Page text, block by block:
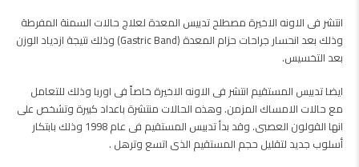
انتشر فى الاونه الاخيرة مصطلح تدبيس المعدة لعلاج حالات السمنة المفرطة
وذلك بعد انحسار جراحات حزام المعدة (Gastric Band) وذلك نتيجة ازدياد الوزن
بعد التخسيس.
ايضا تدبيس المستقيم انتشر فى الاونه الاخيرة خاصاً فى اوربا وذلك للتعامل
مع حالات الامساك المزمن. وهذه الحالات منتشرة باعداد كبيرة وتشخص على
انها القولون العصبى. وقد بدأ تدبيس المستقيم فى عام 1998 وذلك بابتكار
أسلوب جديد لتقليل حجم المستقيم الذى اتسع وترهل .